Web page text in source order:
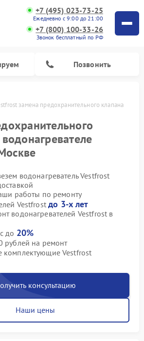
+7 (495) 023-73-25
Ежедневно с 9:00 до 21:00
+7 (800) 100-33-26
Звонок бесплатный по РФ
Позвонить
замена предохранительного клапана
водонагреватель Vestfrost
работы по ремонту
Vestfrostдо 3-х лет
водонагревателей Vestfrost в
до 20%
рублей на ремонт
комплектующие Vestfrost
консультацию
Наши цены